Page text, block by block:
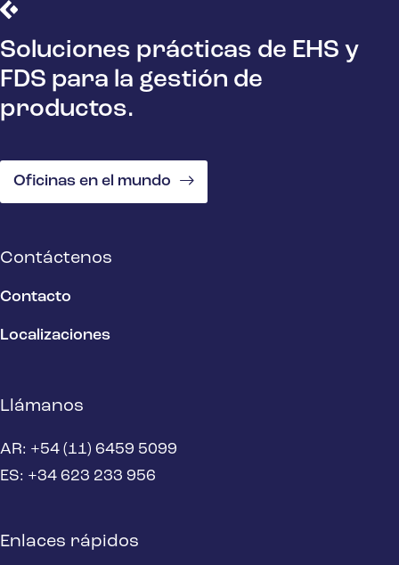
Soluciones prácticas de EHS y
FDS para la gestión de
productos.
Oficinas en el mundo
Contáctenos
Contacto
Localizaciones
Llámanos
AR: +54 (11) 6459 5099
ES: +34 623 233 956
Enlaces rápidos